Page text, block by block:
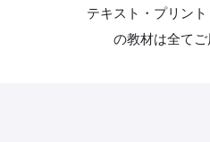
テキスト・プリン
の教材は全てご